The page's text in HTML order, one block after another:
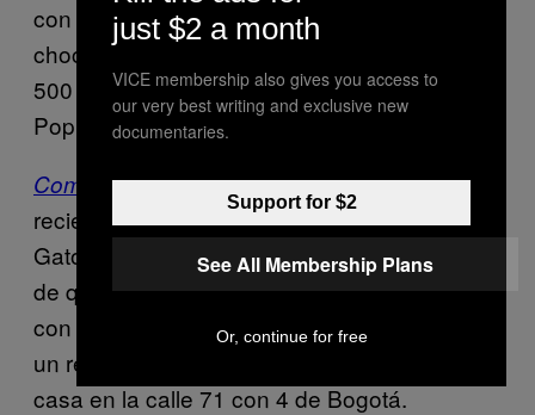
con un ingrediente específico, como el
chocolate», me dijo Sara Lisa. Con más de
500 seguidores en Facebook, Bogotá
PopUps está creciendo indiscutiblemente.
Comiendo cuento, es otra iniciativa de una
reciente estudiante de gastronomía en el
Gato Dumas, Diana Pizano, quien después
de que sus amigos le sugirieran hacer algo
con su mesa de 14 puestos, decidió montar
un restaurante con una cena mensual en su
casa en la calle 71 con 4 de Bogotá.
just $2 a month
VICE membership also gives you access to
our very best writing and exclusive new
documentaries.
Support for $2
See All Membership Plans
Or, continue for free